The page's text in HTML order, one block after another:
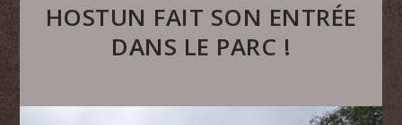
HOSTUN FAIT SON ENTRÉE
DANS LE PARC !